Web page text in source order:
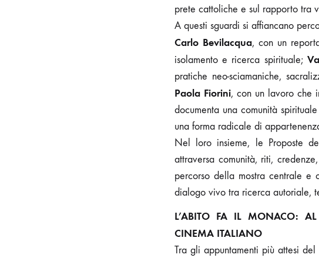
prete cattoliche e sul rapporto tra
A questi sguardi si affiancano
Carlo Bevilacqua, con un
isolamento e ricerca spirituale;
pratiche neo-sciamaniche,
Paola Fiorini, con un lavoro che
documenta una comunità
una forma radicale di
Nel loro insieme, le Proposte
attraversa comunità, riti,
percorso della mostra centrale e
dialogo vivo tra ricerca autoriale,
L’ABITO FA IL MONACO:
CINEMA ITALIANO
Tra gli appuntamenti più attesi